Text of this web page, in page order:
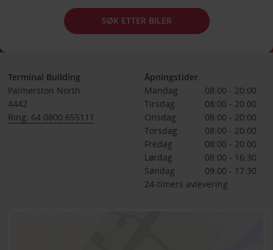
SØK ETTER BILER
Terminal Building
Palmerston North
4442
Ring: 64 0800 655111
Åpningstider
Mandag
08:00 - 20:00
Tirsdag
08:00 - 20:00
Onsdag
08:00 - 20:00
Torsdag
08:00 - 20:00
Fredag
08:00 - 20:00
Lørdag
08:00 - 16:30
Søndag
09:00 - 17:30
24-timers avlevering